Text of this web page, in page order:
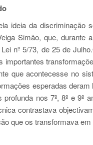
ideia da
Simão, que,
nº 5/73, de 25 de
importantes
que acontecesse no
esperadas
nos 7º, 8º e 9º
contrastava
que os transformava